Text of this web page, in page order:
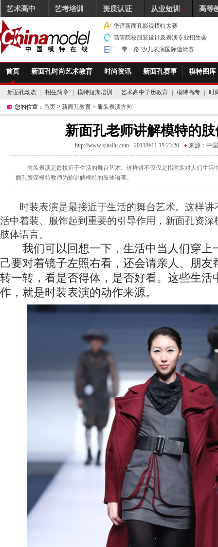
华谊新面孔影视模特大赛
高等院校服装设计及表演专业招生会
“一带一路”少儿表演国际邀请赛
首页 新面孔时尚艺术教育 时尚资讯 新面孔赛事 模特图库
新面孔动态 招生简章 模特短期培训 艺术高中学历教育 模特高考 时
您的位置： 首页 > 新面孔教育 > 服装表演方向
新面孔老师讲解模特的
http://www.xinsilu.com 2013/9/11 15:23:20 来源： 中
时装表演是最接近于生活的舞台艺术。这样讲不仅仅是指时装对人们生活
面孔资深模特教师为你讲解模特的肢体语言。
时装表演是最接近于生活的舞台艺术。这样讲
活中着装、服饰起到重要的引导作用，新面孔资
肢体语言。
我们可以回想一下，生活中当人们穿上
己要对着镜子左照右看，还会请亲人、朋友
转一转，看是否得体，是否好看。这些生活
作，就是时装表演的动作来源。
艺术高中 艺考培训 资质认证 从业短训 高等